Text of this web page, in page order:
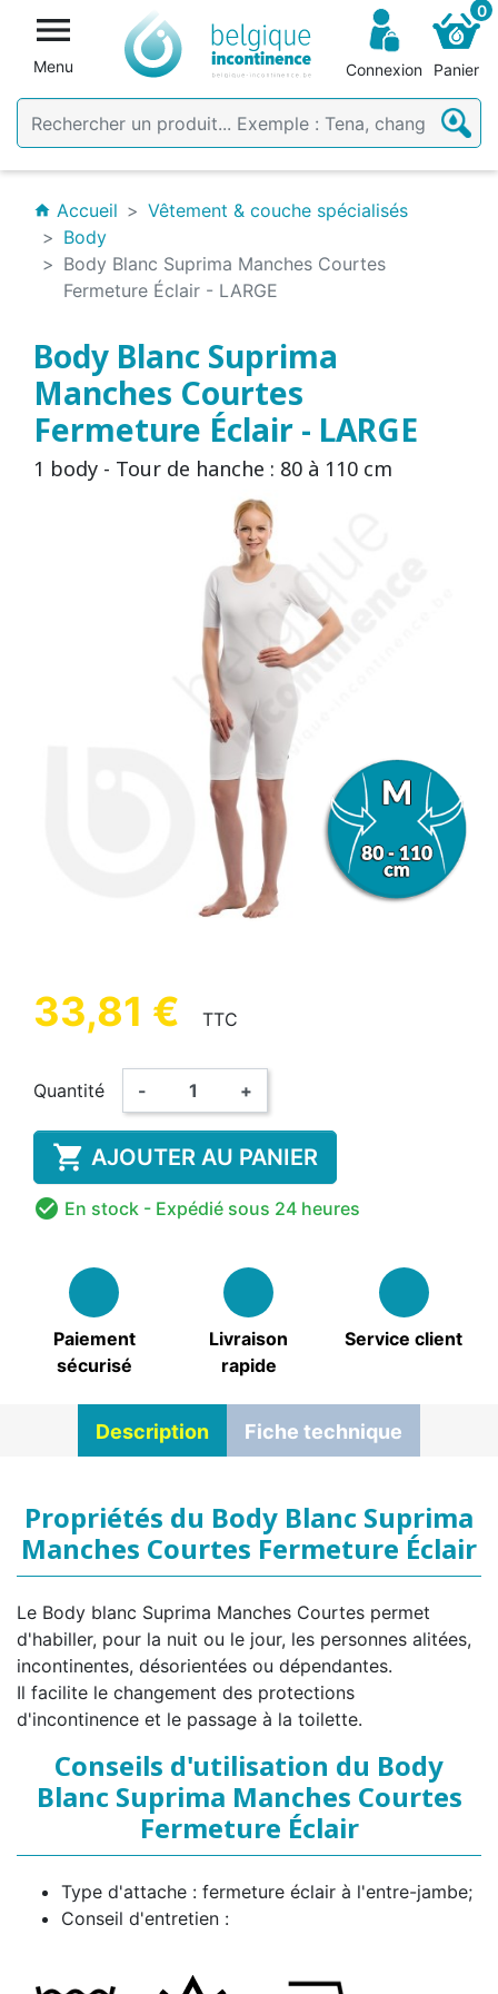

Menu Connexion
0
Panier
home Accueil
Vêtement & couche spécialisés
Body
Body Blanc Suprima Manches Courtes
Fermeture Éclair - LARGE
Body Blanc Suprima
Manches Courtes
Fermeture Éclair - LARGE
1 body - Tour de hanche : 80 à 110 cm
33,81 € TTC
Quantité - +
 AJOUTER AU PANIER
 En stock - Expédié sous 24 heures
Paiement
sécurisé
Livraison
rapide
Service client
Description Fiche technique
Propriétés du Body Blanc Suprima
Manches Courtes Fermeture Éclair
Le Body blanc Suprima Manches Courtes permet
d'habiller, pour la nuit ou le jour, les personnes alitées,
incontinentes, désorientées ou dépendantes.
Il facilite le changement des protections
d'incontinence et le passage à la toilette.
Conseils d'utilisation du Body
Blanc Suprima Manches Courtes
Fermeture Éclair
Type d'attache : fermeture éclair à l'entre-jambe;
Conseil d'entretien :